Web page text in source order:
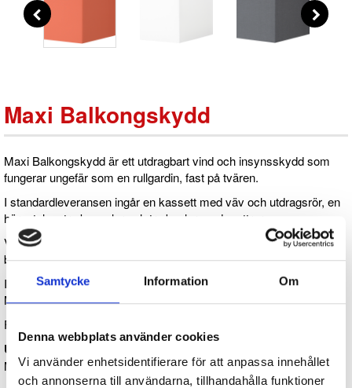
Samtycke Information Om
Denna webbplats använder cookies
Vi använder enhetsidentifierare för att anpassa innehållet
och annonserna till användarna, tillhandahålla funktioner
Maxi Balkongskydd
Maxi Balkongskydd är ett utdragbart vind och insynsskydd som
fungerar ungefär som en rullgardin, fast på tvären.
I standardleveransen ingår en kassett med väv och utdragsrör, en
hörnstolpe, tre konsoler och tre byglar med muttrar.
Vi har alla byglar och alla vävar i lager oavsett vad som står i
beställningsrutan!
Ingen del skruvas fast i väggen. Beslagen kläms fast runt räcket.
Mät ditt räcke för rätt storlek på bygel.
Följande byglar är valbara:
Universalbygel (standard)
Maxbredd 99 mm, minimihöjd 5 mm, maxhöjd 75 mm.